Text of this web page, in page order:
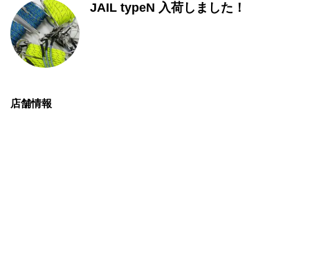
JAIL typeN 入荷しました！
店舗情報